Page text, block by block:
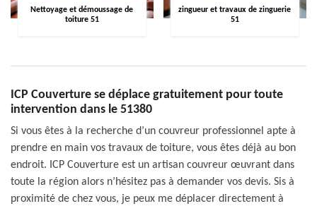
Nettoyage et démoussage de
toiture 51
zingueur et travaux de zinguerie
51
ICP Couverture se déplace gratuitement pour toute
intervention dans le 51380
Si vous êtes à la recherche d’un couvreur professionnel apte à
prendre en main vos travaux de toiture, vous êtes déjà au bon
endroit. ICP Couverture est un artisan couvreur œuvrant dans
toute la région alors n’hésitez pas à demander vos devis. Sis à
proximité de chez vous, je peux me déplacer directement à